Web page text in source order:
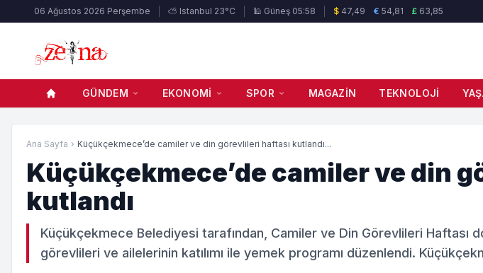
06 Ağustos 2026 Perşembe ⛅ Istanbul 23°C 🕌 Güneş 05:58 $ 47,49 € 54,81 £ 63,85
GÜNDEM EKONOMI SPOR MAGAZIN TEKNOLOJI
Ana Sayfa › Küçükçekmece’de camiler ve din görevlileri haftası kutlandı...
Küçükçekmece’de camiler ve din
kutlandı
Küçükçekmece Belediyesi tarafından, Camiler ve Din Görevlileri Haftası
görevlileri ve ailelerinin katılımı ile yemek programı düzenlendi.